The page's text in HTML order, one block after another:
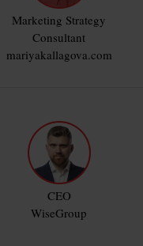
Marketing Strategy
Consultant
mariyakallagova.com
CEO
WiseGroup